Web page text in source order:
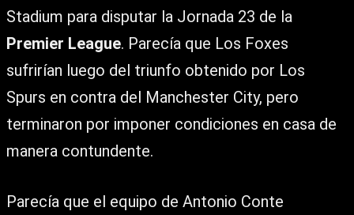
Stadium para disputar la Jornada 23 de la
Premier League. Parecía que Los Foxes
sufrirían luego del triunfo obtenido por Los
Spurs en contra del Manchester City, pero
terminaron por imponer condiciones en casa de
manera contundente.
Parecía que el equipo de Antonio Conte